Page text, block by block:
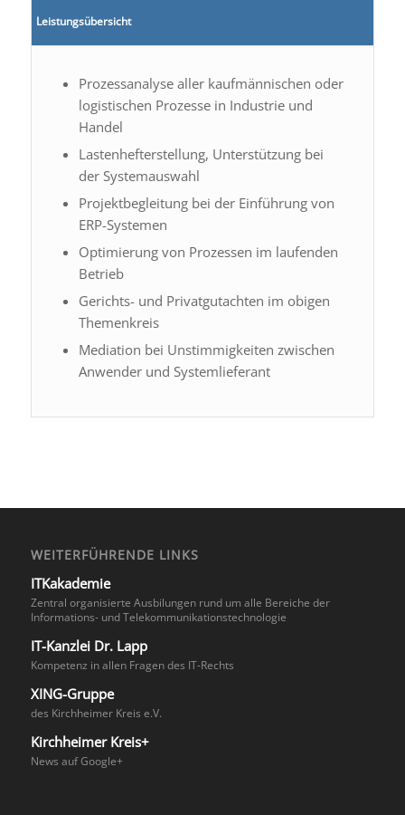
Leistungsübersicht
Prozessanalyse aller kaufmännischen oder
logistischen Prozesse in Industrie und
Handel
Lastenhefterstellung, Unterstützung bei
der Systemauswahl
Projektbegleitung bei der Einführung von
ERP-Systemen
Optimierung von Prozessen im laufenden
Betrieb
Gerichts- und Privatgutachten im obigen
Themenkreis
Mediation bei Unstimmigkeiten zwischen
Anwender und Systemlieferant
WEITERFÜHRENDE LINKS
ITKakademie
Zentral organisierte Ausbilungen rund um alle Bereiche der
Informations- und Telekommunikationstechnologie
IT-Kanzlei Dr. Lapp
Kompetenz in allen Fragen des IT-Rechts
XING-Gruppe
des Kirchheimer Kreis e.V.
Kirchheimer Kreis+
News auf Google+